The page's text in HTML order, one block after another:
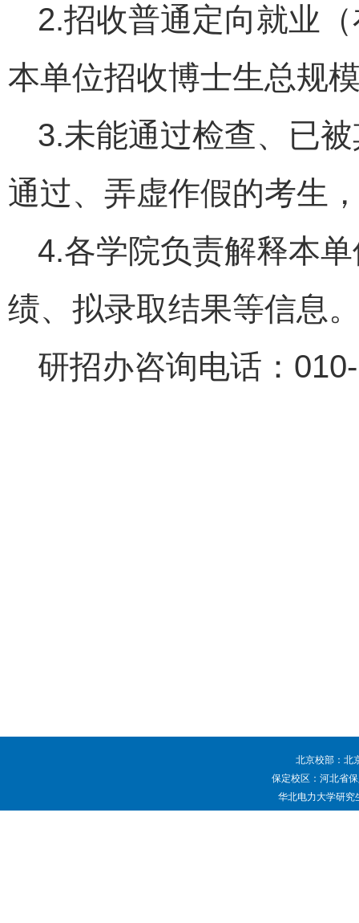
2.招收普通定向就业
本单位招收博士生总规
3.未能通过检查、已
通过、弄虚作假的考生
4.各学院负责解释本
绩、拟录取结果等信息
研招办咨询电话：
北京校部：北
保定校区：河北省
华北电力大学研究